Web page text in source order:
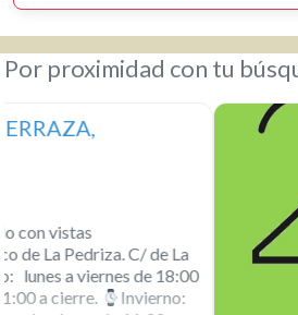
Por proximidad con tu